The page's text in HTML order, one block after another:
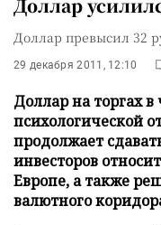
Доллар
Доллар превысил 32
29 декабря 2011, 12:10
Доллар на торгах в
психологической
продолжает
инвесторов
Европе, а также
валютного